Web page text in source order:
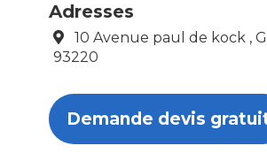
Adresses
10 Avenue paul de kock ,
93220
Demande devis